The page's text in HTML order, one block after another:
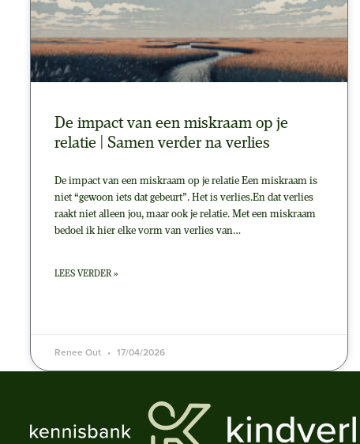
De impact van een miskraam op je
relatie | Samen verder na verlies
De impact van een miskraam op je relatie Een miskraam is
niet “gewoon iets dat gebeurt”. Het is verlies.En dat verlies
raakt niet alleen jou, maar ook je relatie. Met een miskraam
bedoel ik hier elke vorm van verlies van…
LEES VERDER »
Renee Out 17/04/2026